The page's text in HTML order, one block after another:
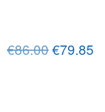
€86.00€79.85